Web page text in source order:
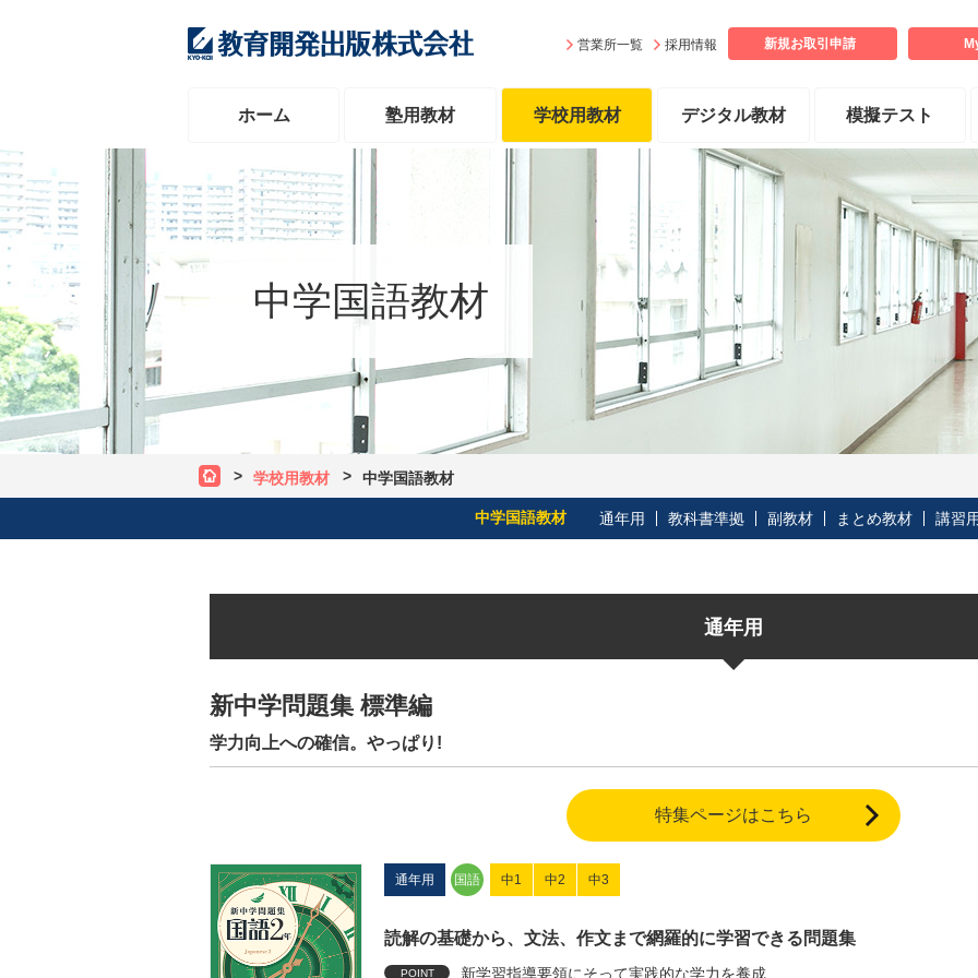
営業所一覧 採用情報 新規お取引 申請
ホーム 塾用教材 学校用教材 デジタル教材 模擬テスト
中学国語教材
学校用教材 中学国語教材
中学国語教材 通年用 教科書準拠 副教材 まとめ教材 講習
通年用
新中学問題集 標準編
学力向上への確信。やっぱり!
特集ページはこちら
通年用 国語 中1 中2 中3
読解の基礎から、文法、作文まで網羅的に学習できる問題集
新学習指導要領にそって実践的な学力を養成